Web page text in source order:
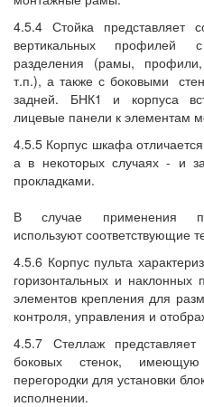
4.5.4 Стойка представляет
вертикальных профилей
разделения (рамы,
т.п.), а также с боковыми
задней. БНК1 и корпуса
лицевые панели к элементам
4.5.5 Корпус шкафа
а в некоторых случаях - и
прокладками.
В случае применения
используют соответствующие
4.5.6 Корпус пульта
горизонтальных и
элементов крепления для
контроля, управления и
4.5.7 Стеллаж
боковых стенок, имеющую
перегородки для установки
исполнении.